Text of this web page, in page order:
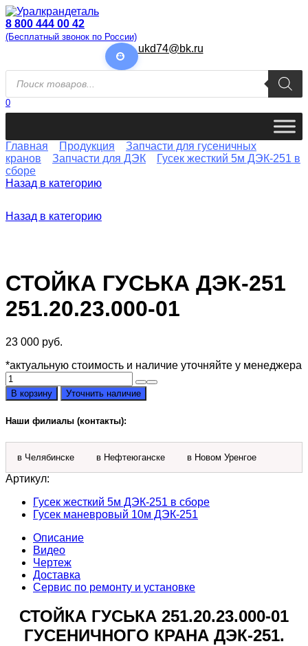
Перейти
к
содержанию
8 800 444 00 42
(Бесплатный звонок по России)
ukd74@bk.ru
Поиск
товаров
0
Главная Продукция
Запчасти для гусеничных
кранов
Запчасти для ДЭК
Гусек жесткий 5м ДЭК-251 в
сборе
Назад в категорию
Назад в категорию
СТОЙКА ГУСЬКА ДЭК-251
251.20.23.000-01
23 000 руб.
*актуальную стоимость и наличие уточняйте у менеджера
Количество
товара
Стойка
гуська
ДЭК-251
251.20.23.000-
В корзину Уточнить наличие
Наши филиалы (контакты):
в Челябинске в Нефтеюганске в Новом Уренгое
Артикул:
Гусек жесткий 5м ДЭК-251 в сборе
Гусек маневровый 10м ДЭК-251
Описание
Видео
Чертеж
Доставка
Сервис по ремонту и установке
СТОЙКА ГУСЬКА 251.20.23.000-01
ГУСЕНИЧНОГО КРАНА ДЭК-251.